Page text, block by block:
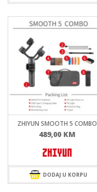
ZHIYUN SMOOTH 5 COMBO
489,00 KM
DODAJ U KORPU